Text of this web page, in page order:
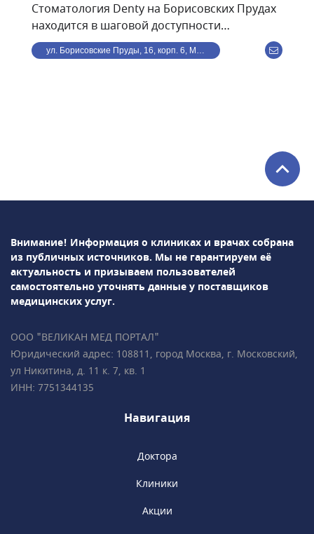
Стоматология Denty на Борисовских Прудах
находится в шаговой доступности
от станции метро
Борисово.Стоматологическая клиника Denty
синус-лифтинг, остеопластику,
вестибулопластику, лоскутную операцию,
дентальную имплантация и др. Проводится
лечение зубов под микроскопом.Врачи-
ортодонты успешно занимаются
исправлением прикуса с помощью брекет-
систем, элайнеров, съемных и несъемных
ортодонтических аппаратов.Все
специалисты клиники обладают
многолетним опытом успешной работы
и современным взглядом на медицину.
ул. Борисовские Пруды, 16, корп. 6, Москва, Россия
Внимание! Информация о клиниках и врачах собрана
из публичных источников. Мы не гарантируем её
актуальность и призываем пользователей
самостоятельно уточнять данные у поставщиков
медицинских услуг.
ООО "ВЕЛИКАН МЕД ПОРТАЛ"
Юридический адрес: 108811, город Москва, г. Московский,
ул Никитина, д. 11 к. 7, кв. 1
ИНН: 7751344135
Навигация
Доктора
Клиники
Акции